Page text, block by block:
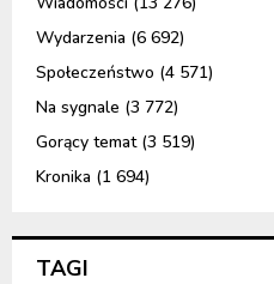
Wydarzenia (6 692)
Społeczeństwo (4 571)
Na sygnale (3 772)
Gorący temat(3 519)
Kronika (1 694)
TAGI